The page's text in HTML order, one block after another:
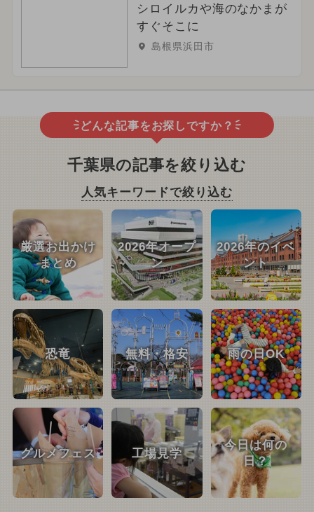
シロイルカや海のなかまが
すぐそこに
島根県浜田市
どんな記事をお探しですか？
千葉県の記事を絞り込む
人気キーワードで絞り込む
厳選お出かけ
まとめ
2026年オープ
ン
2026年のイベ
ント
恐竜 無料・格安 雨の日OK
グルメフェス 工場見学
今日は何の
日？